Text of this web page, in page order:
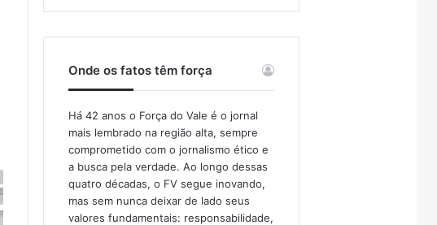
Onde os fatos têm força
Há 42 anos o Força do Vale é o jornal
mais lembrado na região alta, sempre
comprometido com o jornalismo ético e
a busca pela verdade. Ao longo dessas
quatro décadas, o FV segue inovando,
mas sem nunca deixar de lado seus
valores fundamentais: responsabilidade,